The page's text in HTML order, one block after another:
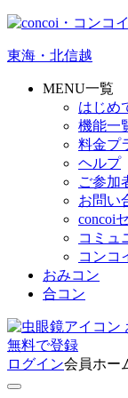
東海・北信越
MENU一覧
はじめ
機能一
料金プ
ヘルプ
ご参加
お問い
concoi
コミュ
コンコ
おみコン
合コン
無料で登録
ログイン会員ホー